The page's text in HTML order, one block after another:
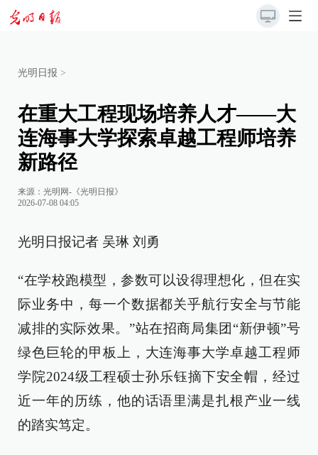
光明日报 >
在重大工程现场培养人才——大
连海事大学探索卓越工程师培养
新路径
来源： 光明网-《光明日报》
2026-07-08 04:05
光明日报记者 吴琳 刘勇
“在学校跑模型，参数可以设得理想化，但在实
际业务中，每一个数据都关乎航行安全与节能
减排的实际效果。”站在招商局集团“新伊顿”号
绿色巨轮的甲板上，大连海事大学卓越工程师
学院2024级工程硕士孙乐钰摘下安全帽，经过
近一年的历练，他的话语里满是扎根产业一线
的踏实笃定。